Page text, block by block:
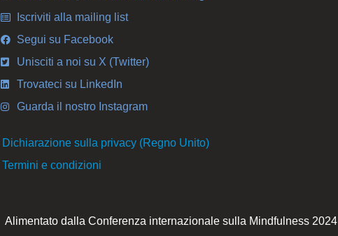
Iscriviti alla mailing list
Segui su Facebook
Unisciti a noi su X (Twitter)
Trovateci su LinkedIn
Guarda il nostro Instagram
Dichiarazione sulla privacy (Regno Unito)
Termini e condizioni
Alimentato dalla Conferenza internazionale sulla Mindfulness 2024